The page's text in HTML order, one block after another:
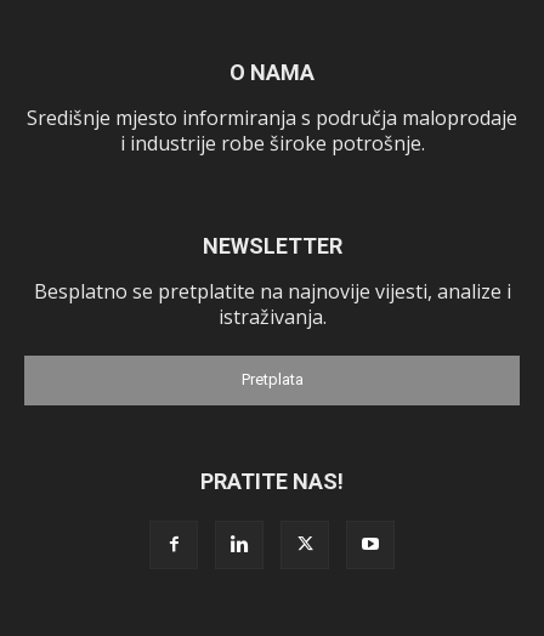
O NAMA
Središnje mjesto informiranja s područja maloprodaje
i industrije robe široke potrošnje.
NEWSLETTER
Besplatno se pretplatite na najnovije vijesti, analize i
istraživanja.
Pretplata
PRATITE NAS!